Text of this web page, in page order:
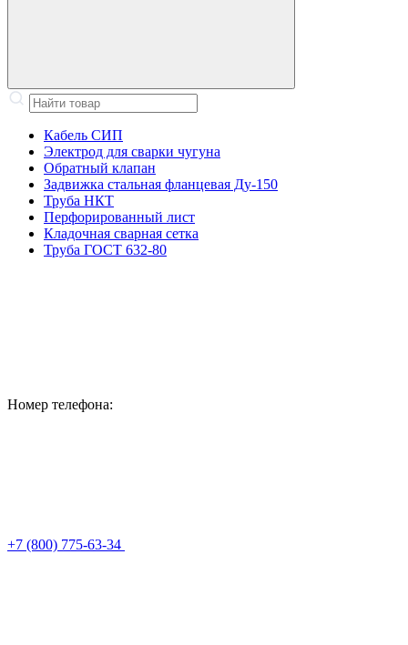
Кабель СИП
Электрод для сварки чугуна
Обратный клапан
Задвижка стальная фланцевая Ду-150
Труба НКТ
Перфорированный лист
Кладочная сварная сетка
Труба ГОСТ 632-80
Номер телефона:
+7 (800) 775-63-34